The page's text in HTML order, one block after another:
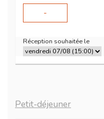
-
Réception souhaitée le
Petit-déjeuner